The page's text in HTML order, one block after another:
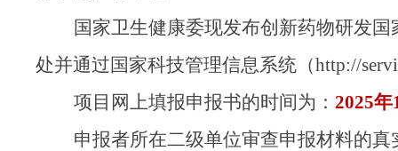
国家卫生健康委现发布创新药物研发国
处并通过国家科技管理信息系统（http://
项目网上填报申报书的时间为： 2025年
申报者所在二级单位审查申报材料的